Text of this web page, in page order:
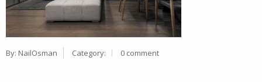
By: NailOsman Category: 0 comment